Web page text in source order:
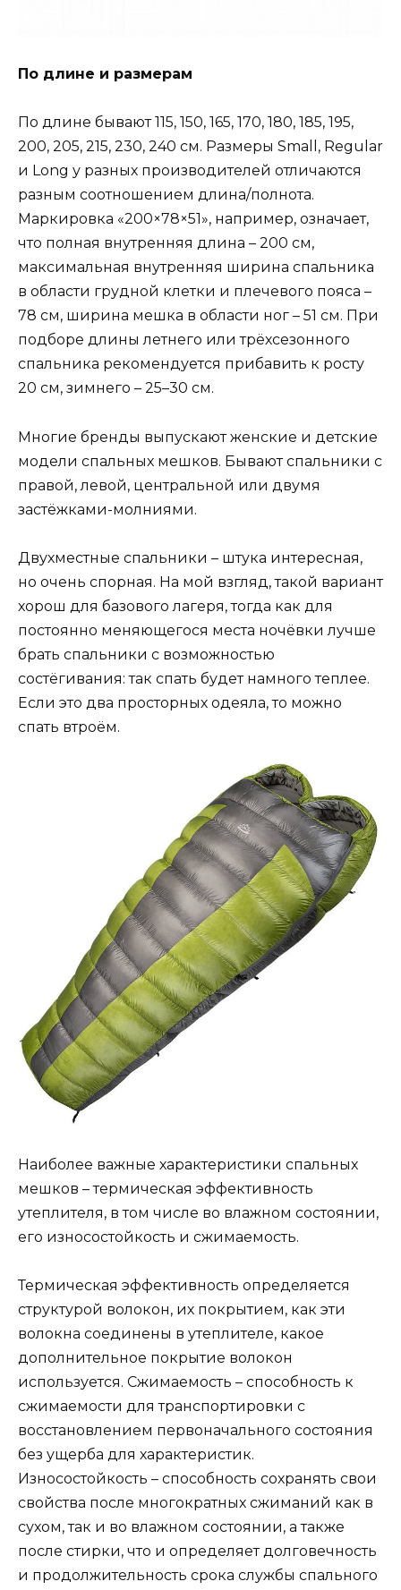
По длине и размерам
По длине бывают 115, 150, 165, 170, 180, 185, 195,
200, 205, 215, 230, 240 см. Размеры Small, Regular
и Long у разных производителей отличаются
разным соотношением длина/полнота.
Маркировка «200×78×51», например, означает,
что полная внутренняя длина – 200 см,
максимальная внутренняя ширина спальника
в области грудной клетки и плечевого пояса –
78 см, ширина мешка в области ног – 51 см. При
подборе длины летнего или трёхсезонного
спальника рекомендуется прибавить к росту
20 см, зимнего – 25–30 см.
Многие бренды выпускают женские и детские
модели спальных мешков. Бывают спальники с
правой, левой, центральной или двумя
застёжками-молниями.
Двухместные спальники – штука интересная,
но очень спорная. На мой взгляд, такой вариант
хорош для базового лагеря, тогда как для
постоянно меняющегося места ночёвки лучше
брать спальники с возможностью
состёгивания: так спать будет намного теплее.
Если это два просторных одеяла, то можно
спать втроём.
Наиболее важные характеристики спальных
мешков – термическая эффективность
утеплителя, в том числе во влажном состоянии,
его износостойкость и сжимаемость.
Термическая эффективность определяется
структурой волокон, их покрытием, как эти
волокна соединены в утеплителе, какое
дополнительное покрытие волокон
используется. Сжимаемость – способность к
сжимаемости для транспортировки с
восстановлением первоначального состояния
без ущерба для характеристик.
Износостойкость – способность сохранять свои
свойства после многократных сжиманий как в
сухом, так и во влажном состоянии, а также
после стирки, что и определяет долговечность
и продолжительность срока службы спального